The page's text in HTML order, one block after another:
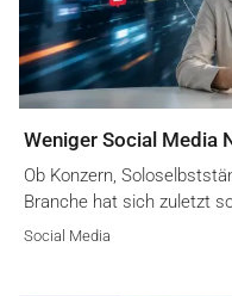
Weniger Social Media
Ob Konzern,
Branche hat sich zuletzt
Social Media